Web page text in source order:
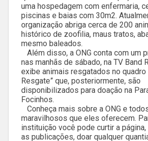
uma hospedagem com enfermaria,
piscinas e baias com 30m2.
organização abriga cerca de 200
histórico de zoofilia, maus tratos,
mesmo baleados.
Além disso, a ONG conta com um
nas manhãs de sábado, na TV Band
exibe animais resgatados no quadro
Resgate” que, posteriormente, são
disponibilizados para doação na
Focinhos.
Conheça mais sobre a ONG e
maravilhosos que eles oferecem.
instituição você pode curtir a
as publicações, doar qualquer